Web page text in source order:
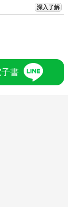
深入了解
書